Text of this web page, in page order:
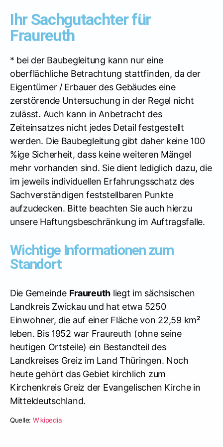
Ihr Sachgutachter für
Fraureuth
* bei der Baubegleitung kann nur eine
oberflächliche Betrachtung stattfinden, da der
Eigentümer / Erbauer des Gebäudes eine
zerstörende Untersuchung in der Regel nicht
zulässt. Auch kann in Anbetracht des
Zeiteinsatzes nicht jedes Detail festgestellt
werden. Die Baubegleitung gibt daher keine 100
%ige Sicherheit, dass keine weiteren Mängel
mehr vorhanden sind. Sie dient lediglich dazu, die
im jeweils individuellen Erfahrungsschatz des
Sachverständigen feststellbaren Punkte
aufzudecken. Bitte beachten Sie auch hierzu
unsere Haftungsbeschränkung im Auftragsfalle.
Wichtige Informationen zum
Standort
Die Gemeinde Fraureuth liegt im sächsischen
Landkreis Zwickau und hat etwa 5250
Einwohner, die auf einer Fläche von 22,59 km²
leben. Bis 1952 war Fraureuth (ohne seine
heutigen Ortsteile) ein Bestandteil des
Landkreises Greiz im Land Thüringen. Noch
heute gehört das Gebiet kirchlich zum
Kirchenkreis Greiz der Evangelischen Kirche in
Mitteldeutschland.
Quelle: Wikipedia